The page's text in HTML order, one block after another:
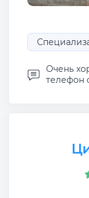
Очень
телефон